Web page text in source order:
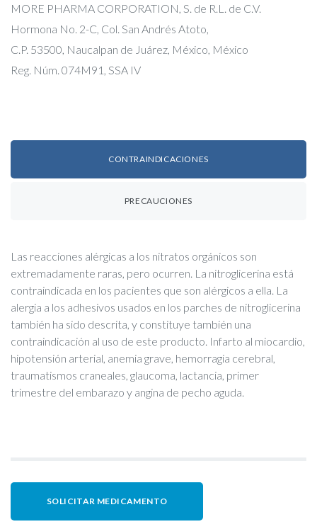
MORE PHARMA CORPORATION, S. de R.L. de C.V.
Hormona No. 2-C, Col. San Andrés Atoto,
C.P. 53500, Naucalpan de Juárez, México, México
Reg. Núm. 074M91, SSA IV
CONTRAINDICACIONES
PRECAUCIONES
Las reacciones alérgicas a los nitratos orgánicos son
extremadamente raras, pero ocurren. La nitroglicerina está
contraindicada en los pacientes que son alérgicos a ella. La
alergia a los adhesivos usados en los parches de nitroglicerina
también ha sido descrita, y constituye también una
contraindicación al uso de este producto. Infarto al miocardio,
hipotensión arterial, anemia grave, hemorragia cerebral,
traumatismos craneales, glaucoma, lactancia, primer
trimestre del embarazo y angina de pecho aguda.
SOLICITAR MEDICAMENTO